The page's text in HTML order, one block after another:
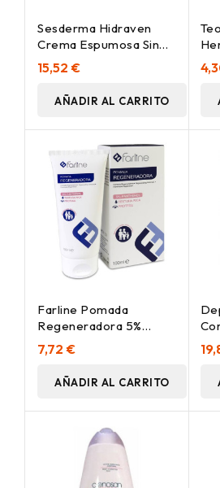
Sesderma Hidraven
Crema Espumosa Sin
Jabón, 300 Ml
15,52 €
AÑADIR AL CARRITO
60
Farline Pomada
Regeneradora 5%
Panthenol, 100 Ml
7,72 €
AÑADIR AL CARRITO